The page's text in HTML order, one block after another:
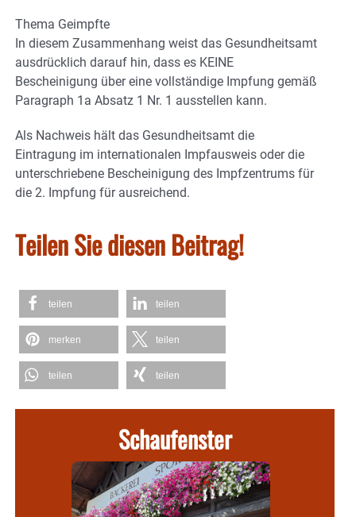
Thema Geimpfte
In diesem Zusammenhang weist das Gesundheitsamt
ausdrücklich darauf hin, dass es KEINE
Bescheinigung über eine vollständige Impfung gemäß
Paragraph 1a Absatz 1 Nr. 1 ausstellen kann.
Als Nachweis hält das Gesundheitsamt die
Eintragung im internationalen Impfausweis oder die
unterschriebene Bescheinigung des Impfzentrums für
die 2. Impfung für ausreichend.
Teilen Sie diesen Beitrag!
teilen teilen
merken teilen
teilen teilen
Schaufenster